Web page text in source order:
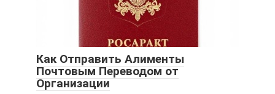
Как Отправить Алименты
Почтовым Переводом от
Организации